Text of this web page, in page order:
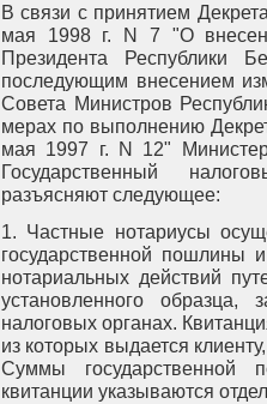
В связи с принятием
мая 1998 г. N 7 "О
Президента
последующим внесением
Совета Министров
мерах по выполнению
мая 1997 г. N 12"
Государственный
разъясняют следующее:
1. Частные нотариусы
государственной пошлины
нотариальных действий
установленного образца,
налоговых органах.
из которых выдается
Суммы государственной
квитанции указываются